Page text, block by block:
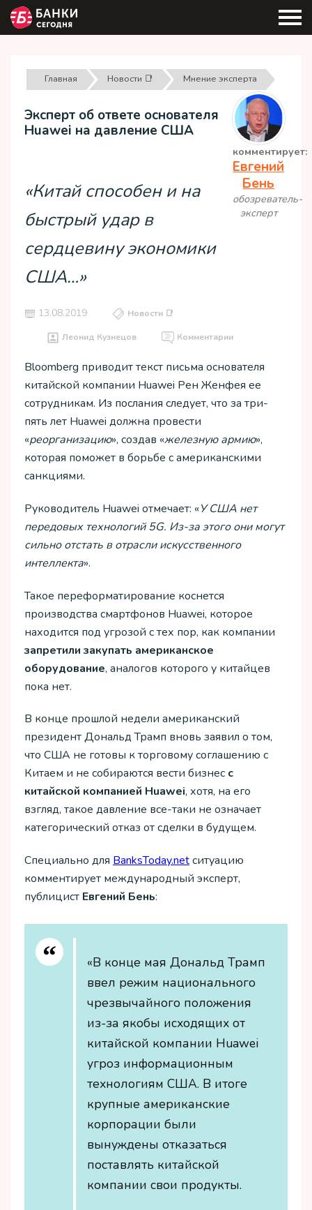
Главная Новости 📑 Мнение эксперта
Эксперт об ответе основателя
Huawei на давление США
«Китай способен и на
быстрый удар в
сердцевину экономики
США…»
комментирует:
Евгений
Бень
обозреватель-
эксперт
13.08.2019 Новости 📑
Леонид Кузнецов Комментарии
Bloomberg приводит текст письма основателя
китайской компании Huawei Рен Женфея ее
сотрудникам. Из послания следует, что за три-
пять лет Huawei должна провести
«реорганизацию», создав «железную армию»,
которая поможет в борьбе с американскими
санкциями.
Руководитель Huawei отмечает: «У США нет
передовых технологий 5G. Из-за этого они могут
сильно отстать в отрасли искусственного
интеллекта».
Такое переформатирование коснется
производства смартфонов Huawei, которое
находится под угрозой с тех пор, как компании
запретили закупать американское
оборудование, аналогов которого у китайцев
пока нет.
В конце прошлой недели американский
президент Дональд Трамп вновь заявил о том,
что США не готовы к торговому соглашению с
Китаем и не собираются вести бизнес с
китайской компанией Huawei, хотя, на его
взгляд, такое давление все-таки не означает
категорический отказ от сделки в будущем.
Специально для ВanksToday.netситуацию
комментирует международный эксперт,
публицист Евгений Бень:
«В конце мая Дональд Трамп
ввел режим национального
чрезвычайного положения
из-за якобы исходящих от
китайской компании Huawei
угроз информационным
технологиям США. В итоге
крупные американские
корпорации были
вынуждены отказаться
поставлять китайской
компании свои продукты.